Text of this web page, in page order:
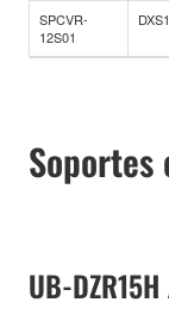
SPCVR-
12S01
Soportes
UB-